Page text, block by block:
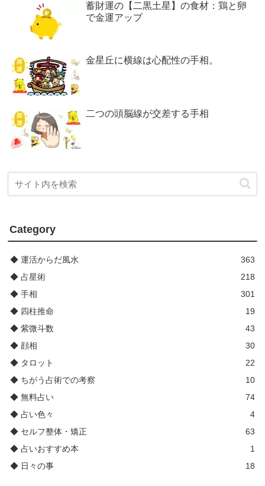
蓄財運の【二黒土星】の食材：鶏と卵
で金運アップ
金星丘に横線は心配性の手相。
二つの頭脳線が交差する手相
Category
◆ 運活からだ風水
363
◆ 占星術
218
◆ 手相
301
◆ 四柱推命
19
◆ 紫微斗数
43
◆ 顔相
30
◆ タロット
22
◆ ちがう占術での考察
10
◆ 無料占い
74
◆ 占い色々
4
◆ セルフ整体・矯正
63
◆ 占いおすすめ本
1
◆ 日々の事
18